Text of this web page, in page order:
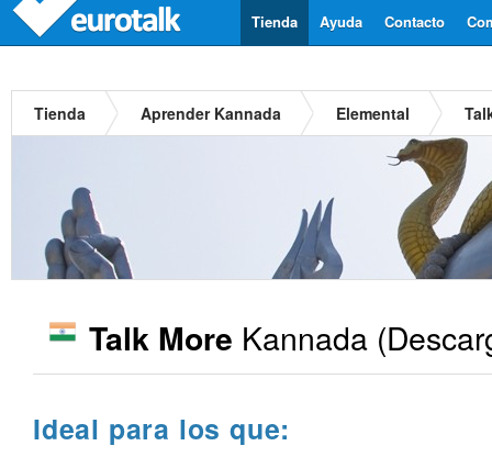
Contacto
Ayuda
Tienda
Tienda Aprender Kannada Elemental
Talk More Kannada
Ideal para los que: